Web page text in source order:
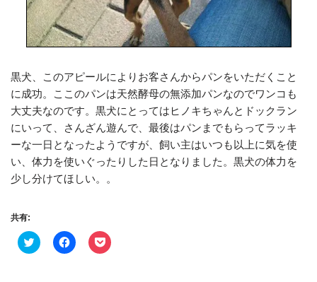
黒犬、このアピールによりお客さんからパンをいただくこと
に成功。ここのパンは天然酵母の無添加パンなのでワンコも
大丈夫なのです。黒犬にとってはヒノキちゃんとドックラン
にいって、さんざん遊んで、最後はパンまでもらってラッキ
ーな一日となったようですが、飼い主はいつも以上に気を使
い、体力を使いぐったりした日となりました。黒犬の体力を
少し分けてほしい。。
共有:
ク
リ
F
a
ク
リ